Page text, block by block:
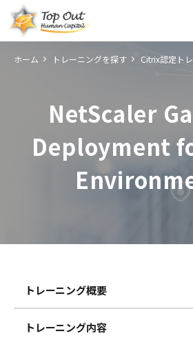
ホーム トレーニングを探す Citrix認定ト
NetScaler
Deployment
トレーニング概要
トレーニング内容